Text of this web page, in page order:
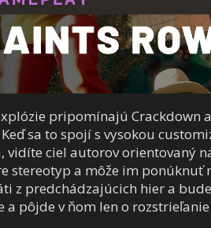
pripomínajú Crackdown
sa to spojí s vysokou
vidíte ciel autorov orientovaný
stereotyp a môže im ponúknuť
z predchádzajúcich hier a
a pôjde v ňom len o